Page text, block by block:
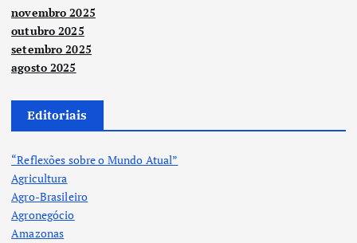
novembro 2025
outubro 2025
setembro 2025
agosto 2025
Editoriais
“Reflexões sobre o Mundo Atual”
Agricultura
Agro-Brasileiro
Agronegócio
Amazonas